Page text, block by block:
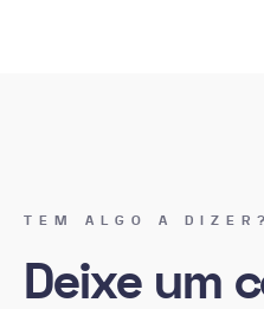
TEM ALGO A DIZER?
Deixe um